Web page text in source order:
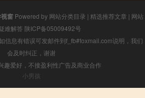
窗 Powered by 网站分类目录 | 精选推荐文章 | 网站
难解答 陕ICP备05009492号
信息有错误可发邮件到f_fb#foxmail.com说明，我们
会及时纠正，谢谢
趣爱好，不接盈利性广告及商业合作
小男孩